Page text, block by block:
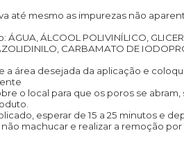
até mesmo as impurezas não
ÁLCOOL POLIVINÍLICO,
CARBAMATO DE
a área desejada da aplicação e
o local para que os poros se
esperar de 15 a 25 minutos e
machucar e realizar a remoção